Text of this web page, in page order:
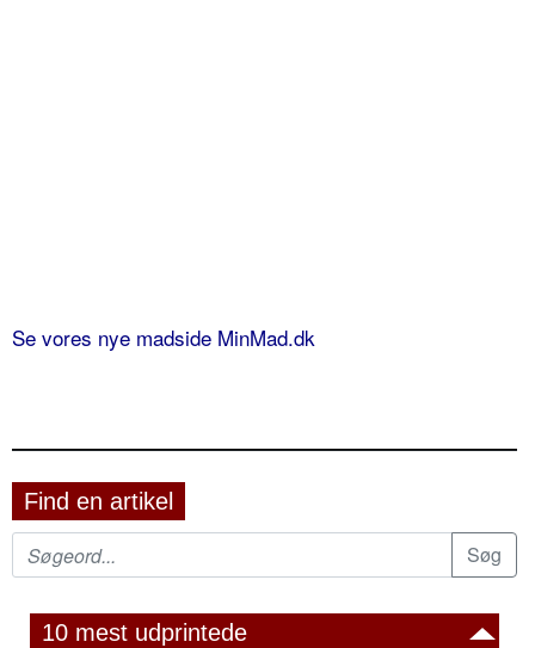
Se vores nye madside MinMad.dk
Find en artikel
10 mest udprintede